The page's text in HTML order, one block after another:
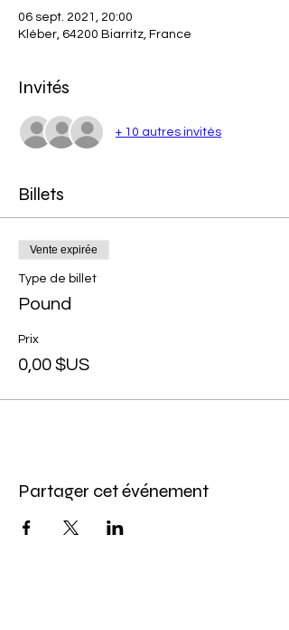
06 sept. 2021, 20:00
Kléber, 64200 Biarritz, France
Invités
+ 10 autres invités
Billets
Vente expirée
Type de billet
Pound
Prix
0,00 $US
Partager cet événement